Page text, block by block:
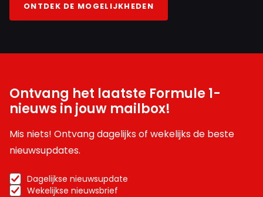
ONTDEK DE MOGELIJKHEDEN
Ontvang het laatste Formule 1-
nieuws in jouw mailbox!
Mis niets! Ontvang dagelijks of wekelijks de beste
nieuwsupdates.
Dagelijkse nieuwsupdate
Wekelijkse nieuwsbrief